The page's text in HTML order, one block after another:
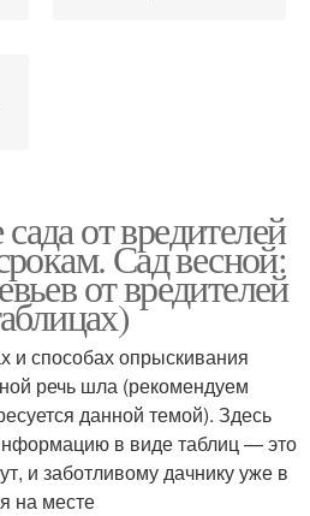
от вредителей
Сад весной:
от вредителей
и способах опрыскивания
речь шла (рекомендуем
данной темой). Здесь
в виде таблиц — это
и заботливому дачнику уже в
на месте